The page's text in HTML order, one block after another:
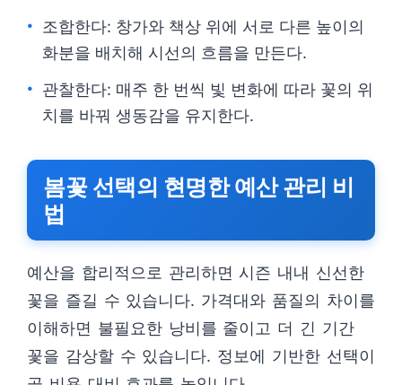
조합한다: 창가와 책상 위에 서로 다른 높이의
화분을 배치해 시선의 흐름을 만든다.
관찰한다: 매주 한 번씩 빛 변화에 따라 꽃의 위
치를 바꿔 생동감을 유지한다.
봄꽃 선택의 현명한 예산 관리 비
법
예산을 합리적으로 관리하면 시즌 내내 신선한
꽃을 즐길 수 있습니다. 가격대와 품질의 차이를
이해하면 불필요한 낭비를 줄이고 더 긴 기간
꽃을 감상할 수 있습니다. 정보에 기반한 선택이